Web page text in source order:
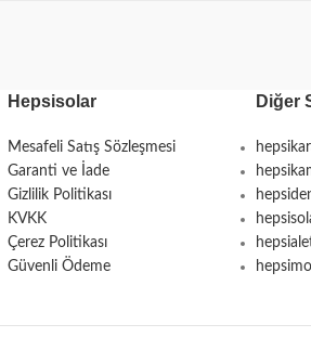
Hepsisolar
Mesafeli Satış Sözleşmesi
Garanti ve İade
Gizlilik Politikası
KVKK
Çerez Politikası
Güvenli Ödeme
Diğer